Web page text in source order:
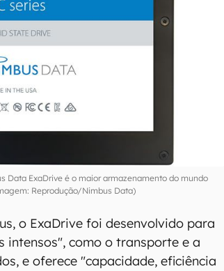
Data ExaDrive é o maior armazenamento do mundo
Reprodução/Nimbus Data)
o ExaDrive foi desenvolvido para
intensos", como o transporte e a
e oferece "capacidade, eficiência